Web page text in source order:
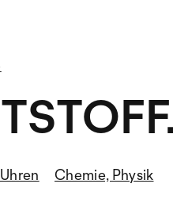
Chemie, Physik